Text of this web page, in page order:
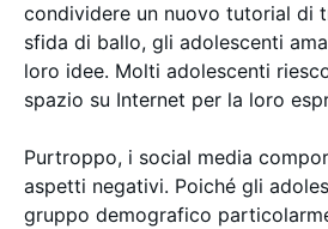
condividere un nuovo tutorial di
sfida di ballo, gli adolescenti
loro idee. Molti adolescenti
spazio su Internet per la loro
Purtroppo, i social media
aspetti negativi. Poiché gli
gruppo demografico